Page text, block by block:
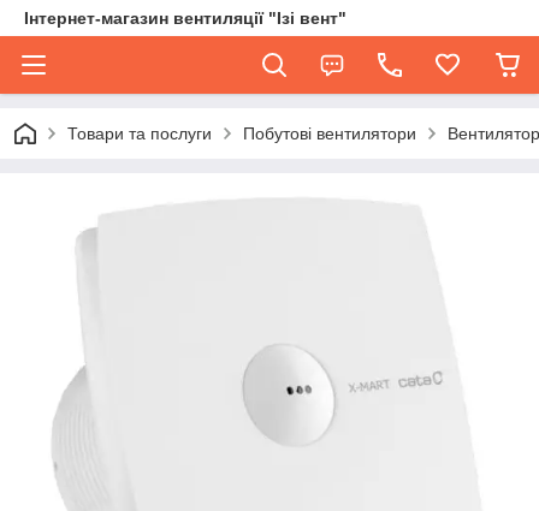
Інтернет-магазин вентиляції "Ізі вент"
Товари та послуги Побутові вентилятори